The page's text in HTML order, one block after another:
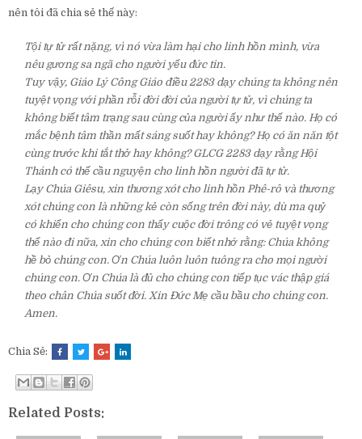
nên tôi đã chia sẻ thế này:
Tội tự tử rất nặng, vì nó vừa làm hại cho linh hồn mình, vừa
nêu gương sa ngã cho người yếu đức tin.
Tuy vậy, Giáo Lý Công Giáo điều 2283 dạy chúng ta không nên
tuyệt vọng với phần rỗi đời đời của người tự tử, vì chúng ta
không biết tâm trạng sau cùng của người ấy như thế nào. Họ có
mắc bệnh tâm thần mất sáng suốt hay không? Họ có ăn năn tột
cùng trước khi tắt thở hay không? GLCG 2283 dạy rằng Hội
Thánh có thể cầu nguyện cho linh hồn người đã tự tử.
Lạy Chúa Giêsu, xin thương xót cho linh hồn Phê-rô và thương
xót chúng con là những kẻ còn sống trên đời này, dù ma quỷ
có khiến cho chúng con thấy cuộc đời trông có vẻ tuyệt vọng
thế nào đi nữa, xin cho chúng con biết nhớ rằng: Chúa không
hề bỏ chúng con. Ơn Chúa luôn luôn tuông ra cho mọi người
chúng con. Ơn Chúa là đủ cho chúng con tiếp tục vác thập giá
theo chân Chúa suốt đời. Xin Đức Mẹ cầu bầu cho chúng con.
Amen.
Chia Sẻ:
Related Posts: